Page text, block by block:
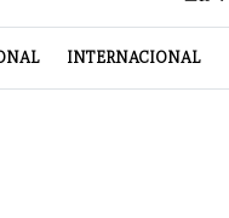
INTERNACIONAL